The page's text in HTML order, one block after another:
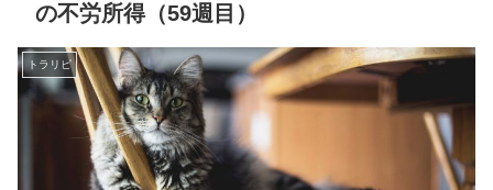
の不労所得（59週目）
トラリピ